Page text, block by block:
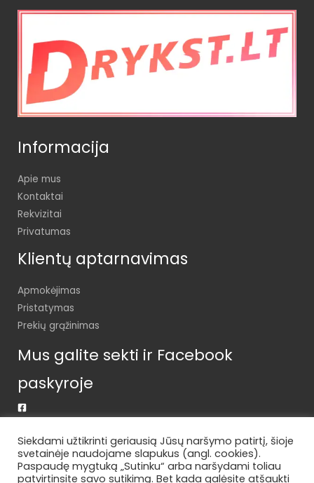
Informacija
Apie mus
Kontaktai
Rekvizitai
Privatumas
Klientų aptarnavimas
Apmokėjimas
Pristatymas
Prekių grąžinimas
Mus galite sekti ir Facebook
paskyroje
Siekdami užtikrinti geriausią Jūsų naršymo patirtį, šioje
svetainėje naudojame slapukus (angl. cookies).
Paspaudę mygtuką „Sutinku“ arba naršydami toliau
patvirtinsite savo sutikimą. Bet kada galėsite atšaukti